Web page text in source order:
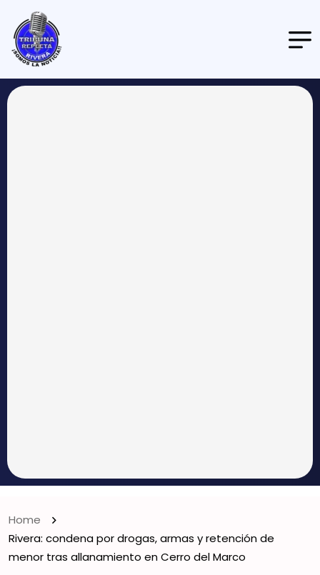
Home
Rivera: condena por drogas, armas y retención de
menor tras allanamiento en Cerro del Marco